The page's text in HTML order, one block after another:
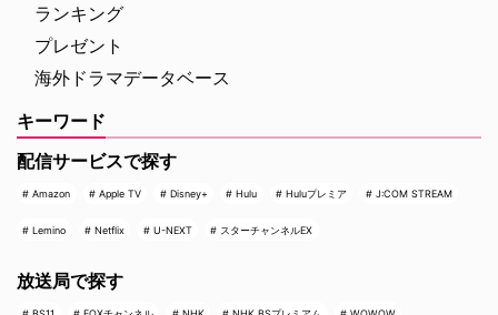
ランキング
プレゼント
海外ドラマデータベース
キーワード
配信サービスで探す
Amazon Apple TV Disney+ Hulu Huluプレミア J:COM STREAM
Lemino Netflix U-NEXT スターチャンネルEX
放送局で探す